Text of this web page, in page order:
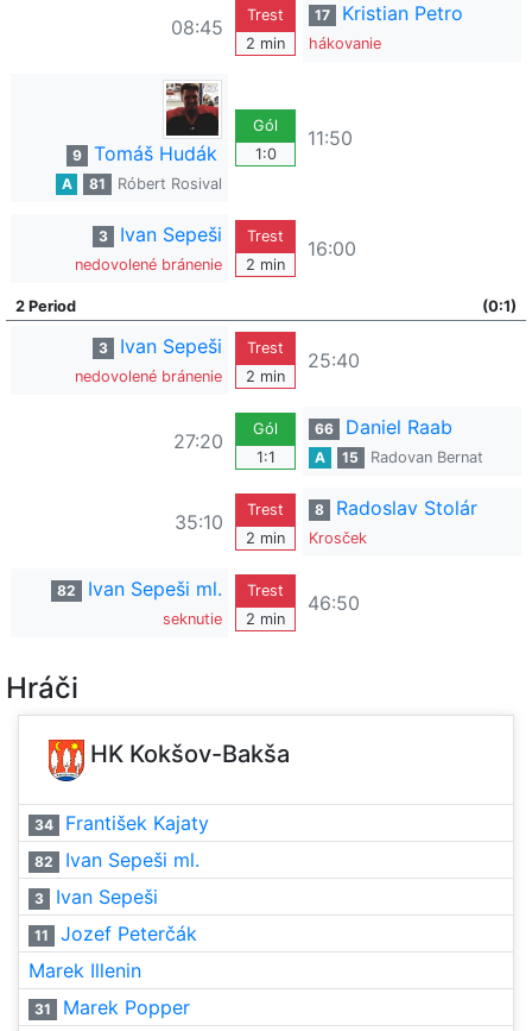
08:45
Trest
2 min
17 Kristian Petro
hákovanie
9 Tomáš Hudák
A 81 Róbert Rosival
Gól
1:0
11:50
3 Ivan Sepeši
nedovolené bránenie
Trest
2 min
16:00
2 Period (0:1)
3 Ivan Sepeši
nedovolené bránenie
Trest
2 min
25:40
27:20
Gól
1:1
66 Daniel Raab
A 15 Radovan Bernat
35:10
Trest
2 min
8 Radoslav Stolár
Krosček
82 Ivan Sepeši ml.
seknutie
Trest
2 min
46:50
Hráči
HK Kokšov-Bakša
34 František Kajaty
82 Ivan Sepeši ml.
3 Ivan Sepeši
11
Jozef Peterčák
Marek Illenin
31 Marek Popper